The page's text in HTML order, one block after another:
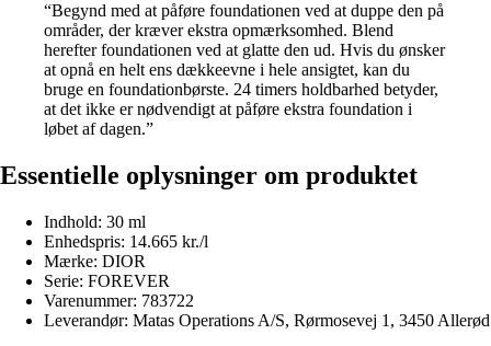
“Begynd med at påføre foundationen ved at duppe den på
områder, der kræver ekstra opmærksomhed. Blend
herefter foundationen ved at glatte den ud. Hvis du ønsker
at opnå en helt ens dækkeevne i hele ansigtet, kan du
bruge en foundationbørste. 24 timers holdbarhed betyder,
at det ikke er nødvendigt at påføre ekstra foundation i
løbet af dagen.”
Essentielle oplysninger om produktet
Indhold: 30 ml
Enhedspris: 14.665 kr./l
Mærke: DIOR
Serie: FOREVER
Varenummer: 783722
Leverandør: Matas Operations A/S, Rørmosevej 1, 3450 Allerød